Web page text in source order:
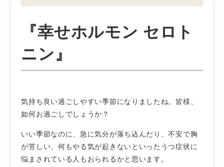
『幸せホルモン セロト
ニン』
気持ち良い過ごしやすい季節になりましたね。皆様、
如何お過ごしでしょうか？
いい季節なのに、急に気分が落ち込んだり、不安で胸
が苦しい、何もやる気が起きないといったうつ症状に
悩まされている人もおられるかと思います。